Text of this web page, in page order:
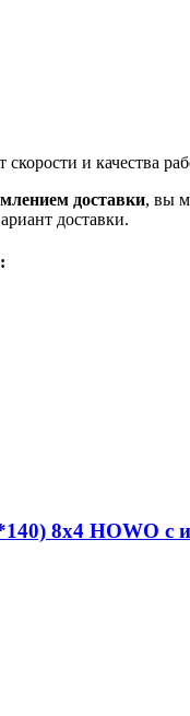
скорости и качества
доставки, вы
доставки.
8х4 HOWO с